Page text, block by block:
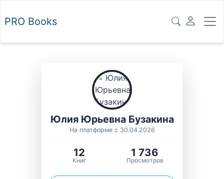
PRO Books
Юлия Юрьевна Бузакина
На платформе с 30.04.2026
12
Книг
1 736
Просмотров